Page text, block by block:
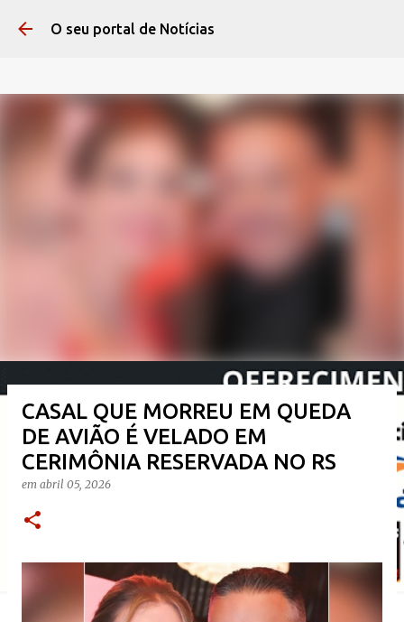
O seu portal de Notícias
​CASAL QUE MORREU EM QUEDA
DE AVIÃO É VELADO EM
CERIMÔNIA RESERVADA NO RS
em abril 05, 2026